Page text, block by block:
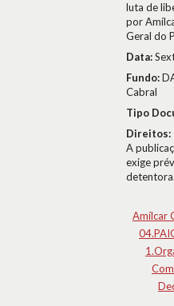
luta de
por
Geral do
Data:
Fundo:
Cabral
Tipo
Direitos:
A
exige
detentora.
Amílcar